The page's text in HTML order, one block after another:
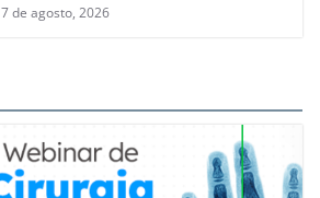
7 de agosto, 2026